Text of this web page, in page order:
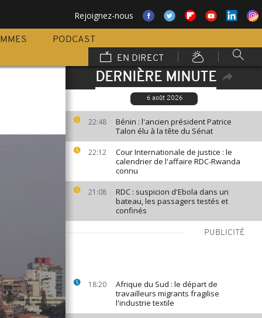
Rejoignez-nous
PODCAST
EN DIRECT
DERNIÈRE MINUTE
6 août 2026
22:48
Bénin : l'ancien président Patrice
Talon élu à la tête du Sénat
22:12
Cour Internationale de justice : le
calendrier de l'affaire RDC-Rwanda
connu
21:08
RDC : suspicion d'Ebola dans un
bateau, les passagers testés et
confinés
PUBLICITÉ
18:20
Afrique du Sud : le départ de
travailleurs migrants fragilise
l'industrie textile